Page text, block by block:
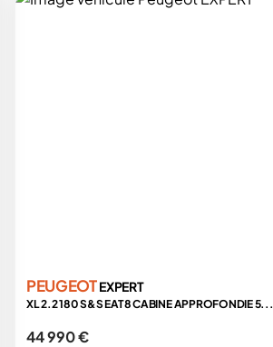
PEUGEOTEXPERT
XL 2.2 180 S&S EAT8 CABINE APPROFONDIE 5...
44 990 €